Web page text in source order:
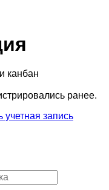
канбан
ранее.
запись